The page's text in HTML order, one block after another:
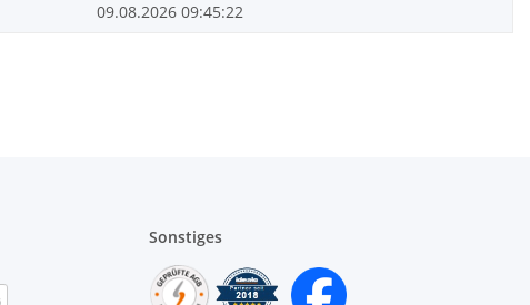
09.08.2026 09:45:22
Sonstiges